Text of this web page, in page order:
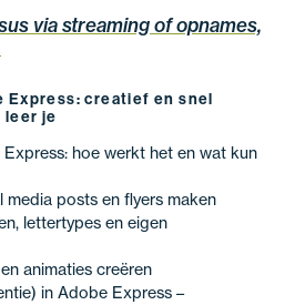
via streaming of opnames,
Express: creatief en snel
leer je
hoe werkt het en wat kun
media posts en flyers maken
lettertypes en eigen
animaties creëren
in Adobe Express –